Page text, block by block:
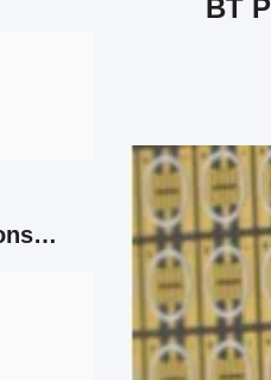
Neem contact met ons op
BT